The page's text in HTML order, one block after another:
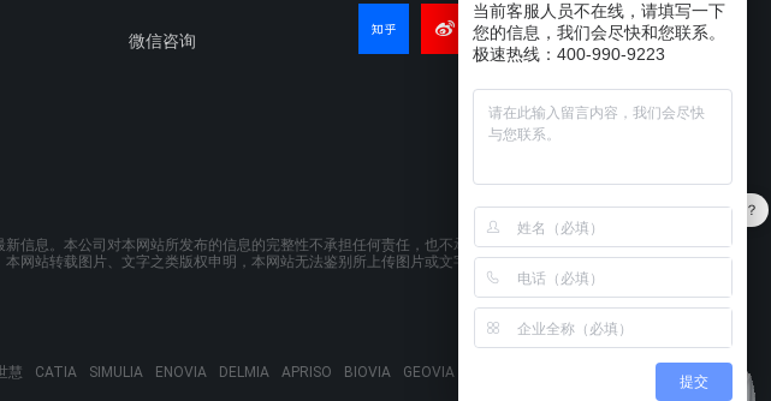
微信咨询
信息。本公司对本网站所发布的信息的完整性不承担任何责任，也不承诺即时或不断更新本网
网站转载图片、文字之类版权申明，本网站无法鉴别所上传图片或文字的知识版权，如果侵
慧 CATIA SIMULIA ENOVIA DELMIA APRISO BIOVIA GEOVIA
产品可以试用吗？
当前客服人员不在线，请填写一下
您的信息，我们会尽快和您联系。
极速热线：400-990-9223
提交